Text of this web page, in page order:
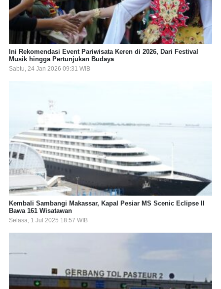
Ini Rekomendasi Event Pariwisata Keren di 2026, Dari Festival
Musik hingga Pertunjukan Budaya
Sabtu, 24 Jan 2026 09:31 WIB
Kembali Sambangi Makassar, Kapal Pesiar MS Scenic Eclipse II
Bawa 161 Wisatawan
Selasa, 1 Jul 2025 18:57 WIB